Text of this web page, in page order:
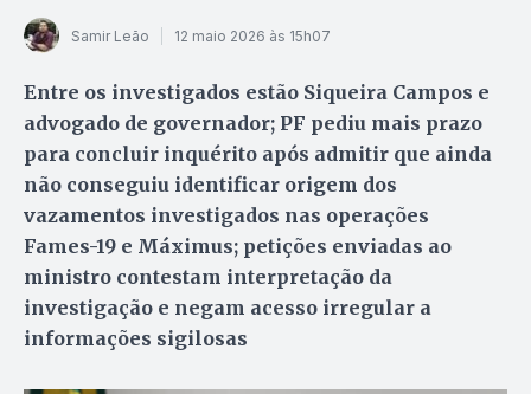
Samir Leão 12 maio 2026 às 15h07
Entre os investigados estão Siqueira Campos e
advogado de governador; PF pediu mais prazo
para concluir inquérito após admitir que ainda
não conseguiu identificar origem dos
vazamentos investigados nas operações
Fames-19 e Máximus; petições enviadas ao
ministro contestam interpretação da
investigação e negam acesso irregular a
informações sigilosas